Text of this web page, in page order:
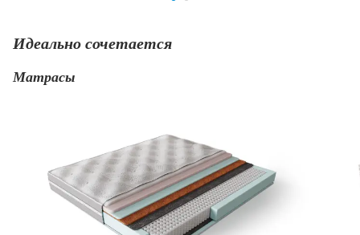
Идеально сочетается
Матрасы